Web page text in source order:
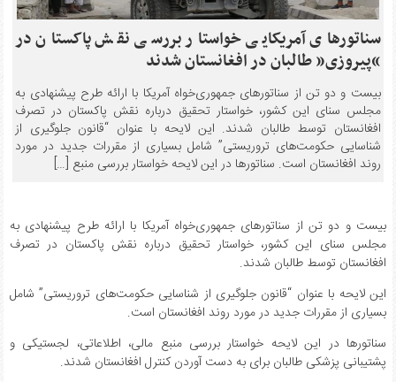
سناتورهای آمریکایی خواستار بررسی نقش پاکستان در
“پیروزی” طالبان در افغانستان شدند
بیست و دو تن از سناتورهای جمهوری‌خواه آمریکا با ارائه طرح پیشنهادی به
مجلس سنای این کشور، خواستار تحقیق درباره نقش پاکستان در تصرف
افغانستان توسط طالبان شدند. این لایحه با عنوان “قانون جلوگیری از
شناسایی حکومت‌های تروریستی” شامل بسیاری از مقررات جدید در مورد
روند افغانستان است. سناتورها در این لایحه خواستار بررسی منبع […]
بیست و دو تن از سناتورهای جمهوری‌خواه آمریکا با ارائه طرح پیشنهادی به
مجلس سنای این کشور، خواستار تحقیق درباره نقش پاکستان در تصرف
افغانستان توسط طالبان شدند.
این لایحه با عنوان “قانون جلوگیری از شناسایی حکومت‌های تروریستی” شامل
بسیاری از مقررات جدید در مورد روند افغانستان است.
سناتورها در این لایحه خواستار بررسی منبع مالی، اطلاعاتی، لجستیکی و
پشتیبانی پزشکی طالبان برای به دست آوردن کنترل افغانستان شدند.